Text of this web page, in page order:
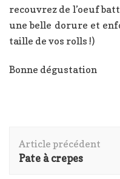
recouvrez de l’oeuf
une belle dorure et
taille de vos rolls !)
Bonne dégustation
d'article
Article précédent
Pate à crepes